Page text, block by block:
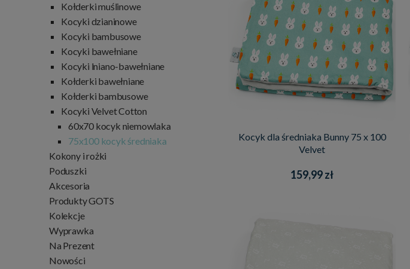
Kołderki muślinowe
Kocyki dzianinowe
Kocyki bambusowe
Kocyki bawełniane
Kocyki lniano-bawełniane
Kołderki bawełniane
Kołderki bambusowe
Kocyki Velvet Cotton
60x70 kocyk niemowlaka
75x100 kocyk średniaka
Kokony i rożki
Poduszki
Akcesoria
Produkty GOTS
Kolekcje
Wyprawka
Na Prezent
Nowości
Kocyk dla średniaka Bunny 75 x 100
Velvet
159,99 zł